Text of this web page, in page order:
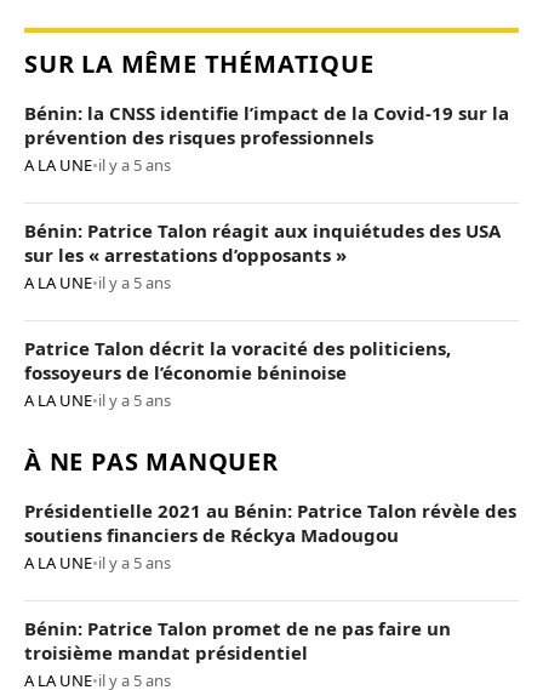
SUR LA MÊME THÉMATIQUE
Bénin: la CNSS identifie l’impact de la Covid-19 sur la
prévention des risques professionnels
A LA UNE•il y a 5 ans
Bénin: Patrice Talon réagit aux inquiétudes des USA
sur les « arrestations d’opposants »
A LA UNE•il y a 5 ans
Patrice Talon décrit la voracité des politiciens,
fossoyeurs de l’économie béninoise
A LA UNE•il y a 5 ans
À NE PAS MANQUER
Présidentielle 2021 au Bénin: Patrice Talon révèle des
soutiens financiers de Réckya Madougou
A LA UNE•il y a 5 ans
Bénin: Patrice Talon promet de ne pas faire un
troisième mandat présidentiel
A LA UNE•il y a 5 ans